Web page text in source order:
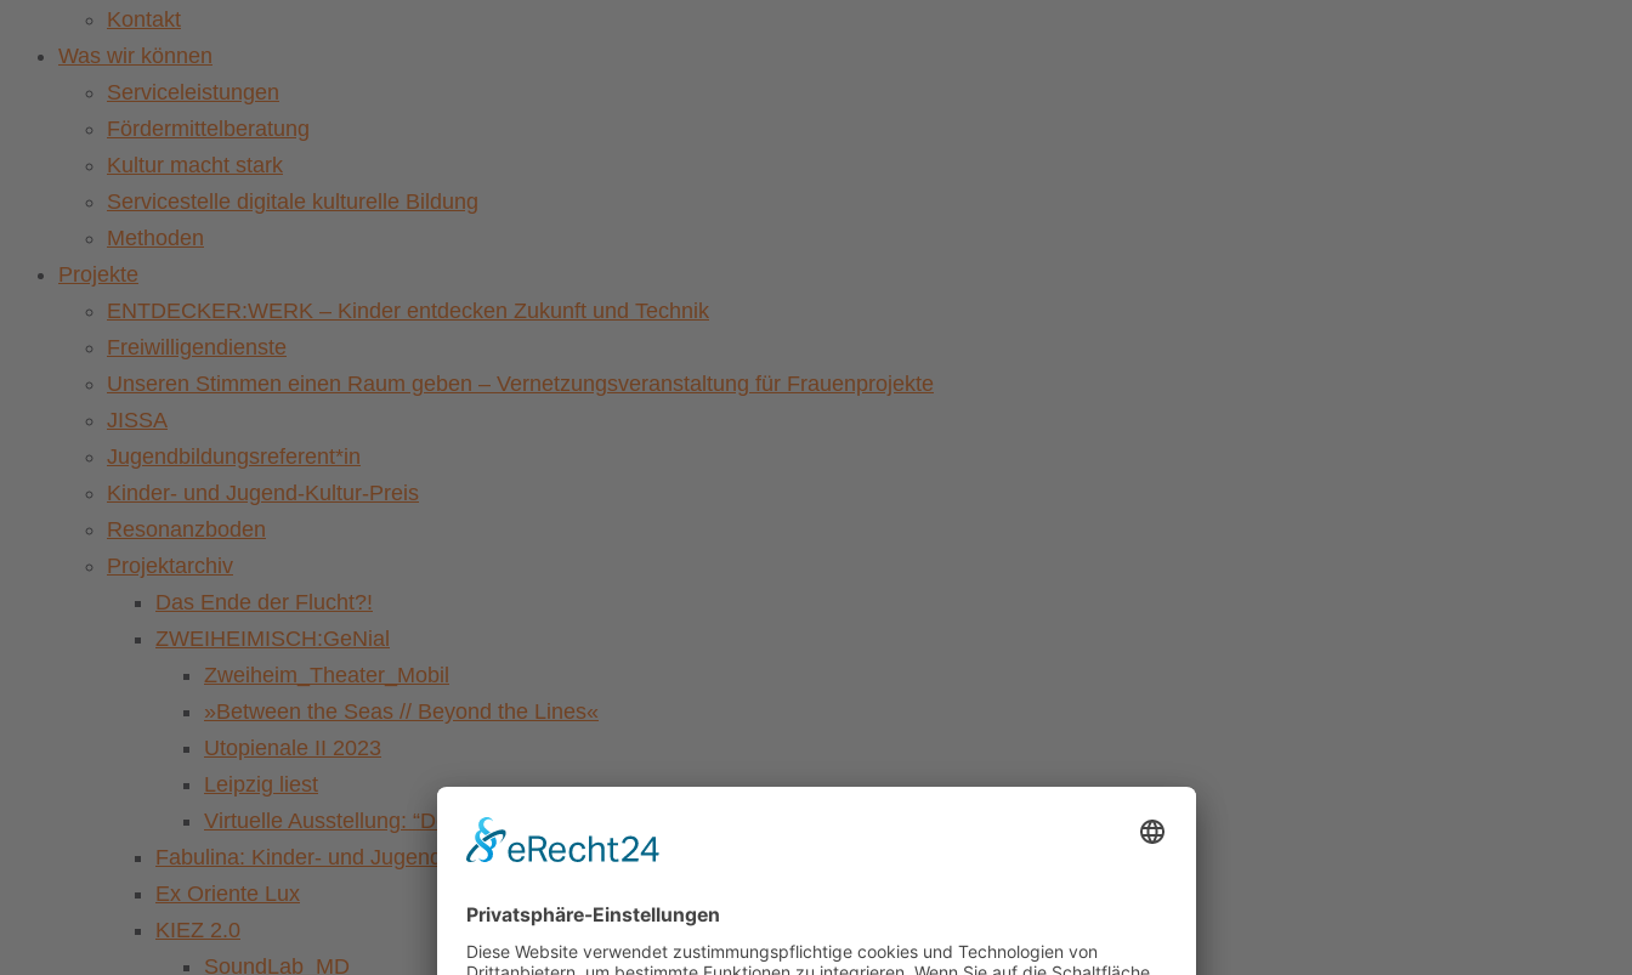
Kontakt
Was wir können
Serviceleistungen
Fördermittelberatung
Kultur macht stark
Servicestelle digitale kulturelle Bildung
Methoden
Projekte
ENTDECKER:WERK – Kinder entdecken Zukunft und Technik
Freiwilligendienste
Unseren Stimmen einen Raum geben – Vernetzungsveranstaltung für Frauenprojekte
JISSA
Jugendbildungsreferent*in
Kinder- und Jugend-Kultur-Preis
Resonanzboden
Projektarchiv
Das Ende der Flucht?!
ZWEIHEIMISCH:GeNial
Zweiheim_Theater_Mobil
»Between the Seas // Beyond the Lines«
Utopienale II 2023
Leipzig liest
Virtuelle Ausstellung: “Der Pascha von Magdeburg”
Fabulina: Kinder- und Jugendkulturfestival
Ex Oriente Lux
KIEZ 2.0
SoundLab_MD